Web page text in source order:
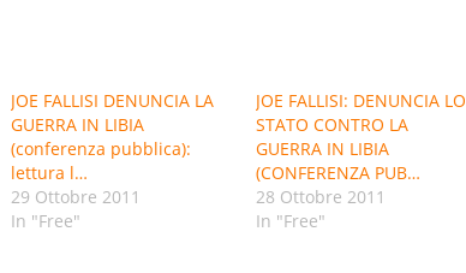
JOE FALLISI DENUNCIA LA
GUERRA IN LIBIA
(conferenza pubblica):
lettura l…
29 Ottobre 2011
In "Free"
JOE FALLISI: DENUNCIA LO
STATO CONTRO LA
GUERRA IN LIBIA
(CONFERENZA PUB…
28 Ottobre 2011
In "Free"